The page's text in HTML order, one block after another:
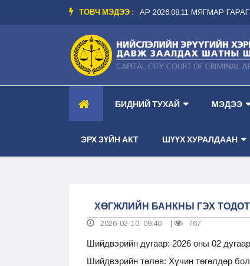
ТОВЧ МЭДЭЭ :
-- ШҮҮХ ХУРАЛДААНЫ ЗАР 2026.08.11 МЯГМАР ГАРАГ
БИДНИЙ ТУХАЙ МЭДЭЭ
ЭРХ ЗҮЙН АКТ ШҮҮХ ХУРАЛДААН
ХӨГЖЛИЙН БАНКНЫ ГЭХ
2026-02-10, 09:40 767
Шийдвэрийн дугаар: 2026 оны 02
Шийдвэрийн төлөв: Хүчин төгөлдөр